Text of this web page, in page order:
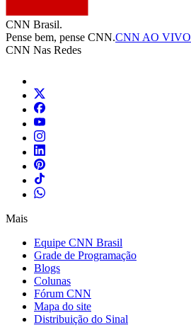
CNN Brasil.
Pense bem, pense CNN.CNN AO VIVO
CNN Nas Redes
Mais
Equipe CNN Brasil
Grade de Programação
Blogs
Colunas
Fórum CNN
Mapa do site
Distribuição do Sinal